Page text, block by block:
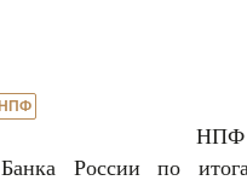
НПФ
России по